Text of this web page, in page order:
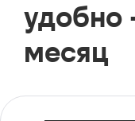
удобно
месяц